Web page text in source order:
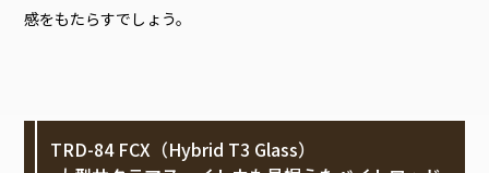
感をもたらすでしょう。
TRD-84 FCX（Hybrid T3 Glass）